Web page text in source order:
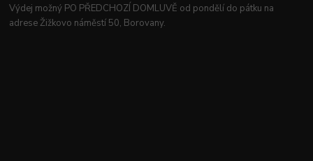
Výdej možný PO PŘEDCHOZÍ DOMLUVĚ od pondělí do pátku na
adrese Žižkovo náměstí 50, Borovany.